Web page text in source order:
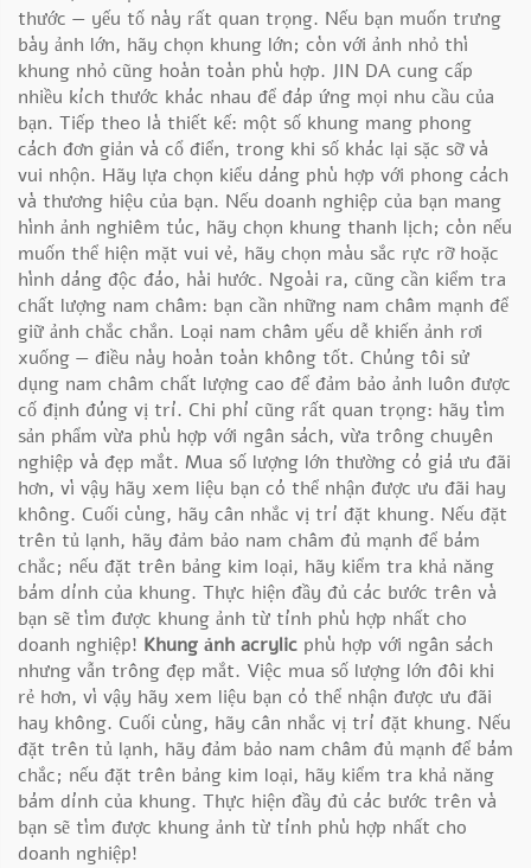
thước — yếu tố này rất quan trọng. Nếu bạn muốn trưng
bày ảnh lớn, hãy chọn khung lớn; còn với ảnh nhỏ thì
khung nhỏ cũng hoàn toàn phù hợp. JIN DA cung cấp
nhiều kích thước khác nhau để đáp ứng mọi nhu cầu của
bạn. Tiếp theo là thiết kế: một số khung mang phong
cách đơn giản và cổ điển, trong khi số khác lại sặc sỡ và
vui nhộn. Hãy lựa chọn kiểu dáng phù hợp với phong cách
và thương hiệu của bạn. Nếu doanh nghiệp của bạn mang
hình ảnh nghiêm túc, hãy chọn khung thanh lịch; còn nếu
muốn thể hiện mặt vui vẻ, hãy chọn màu sắc rực rỡ hoặc
hình dáng độc đáo, hài hước. Ngoài ra, cũng cần kiểm tra
chất lượng nam châm: bạn cần những nam châm mạnh để
giữ ảnh chắc chắn. Loại nam châm yếu dễ khiến ảnh rơi
xuống — điều này hoàn toàn không tốt. Chúng tôi sử
dụng nam châm chất lượng cao để đảm bảo ảnh luôn được
cố định đúng vị trí. Chi phí cũng rất quan trọng: hãy tìm
sản phẩm vừa phù hợp với ngân sách, vừa trông chuyên
nghiệp và đẹp mắt. Mua số lượng lớn thường có giá ưu đãi
hơn, vì vậy hãy xem liệu bạn có thể nhận được ưu đãi hay
không. Cuối cùng, hãy cân nhắc vị trí đặt khung. Nếu đặt
trên tủ lạnh, hãy đảm bảo nam châm đủ mạnh để bám
chắc; nếu đặt trên bảng kim loại, hãy kiểm tra khả năng
bám dính của khung. Thực hiện đầy đủ các bước trên và
bạn sẽ tìm được khung ảnh từ tính phù hợp nhất cho
doanh nghiệp! Khung ảnh acrylic phù hợp với ngân sách
nhưng vẫn trông đẹp mắt. Việc mua số lượng lớn đôi khi
rẻ hơn, vì vậy hãy xem liệu bạn có thể nhận được ưu đãi
hay không. Cuối cùng, hãy cân nhắc vị trí đặt khung. Nếu
đặt trên tủ lạnh, hãy đảm bảo nam châm đủ mạnh để bám
chắc; nếu đặt trên bảng kim loại, hãy kiểm tra khả năng
bám dính của khung. Thực hiện đầy đủ các bước trên và
bạn sẽ tìm được khung ảnh từ tính phù hợp nhất cho
doanh nghiệp!